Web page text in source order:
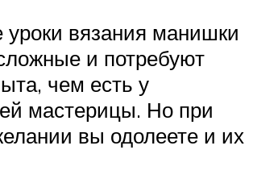
уроки вязания манишки
и потребуют
чем есть у
мастерицы. Но при
вы одолеете и их